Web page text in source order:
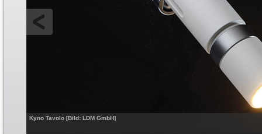
Kyno Tavolo [Bild: LDM GmbH]